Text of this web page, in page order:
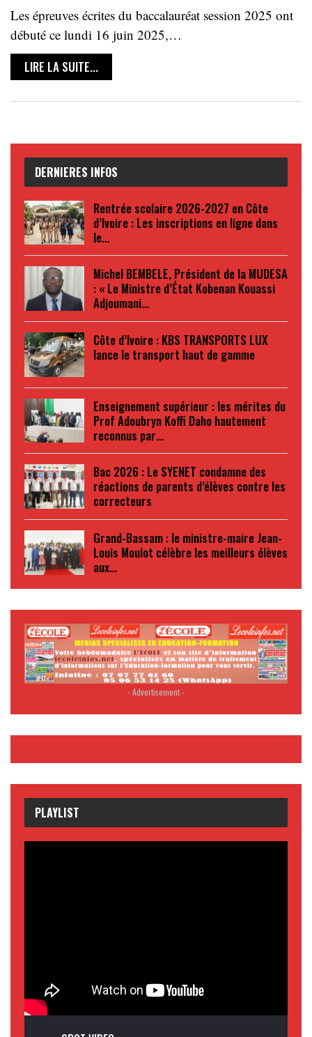
Les épreuves écrites du baccalauréat session 2025 ont
débuté ce lundi 16 juin 2025,…
LIRE LA SUITE...
DERNIERES INFOS
Rentrée scolaire 2026-2027 en Côte
d’Ivoire : Les inscriptions en ligne dans
le…
Michel BEMBELE, Président de la MUDESA
: « Le Ministre d’État Kobenan Kouassi
Adjoumani…
Côte d’Ivoire : KBS TRANSPORTS LUX
lance le transport haut de gamme
Enseignement supérieur : les mérites du
Prof Adoubryn Koffi Daho hautement
reconnus par…
Bac 2026 : Le SYENET condamne des
réactions de parents d’élèves contre les
correcteurs
Grand-Bassam : le ministre-maire Jean-
Louis Moulot célèbre les meilleurs élèves
aux…
- Advertisement -
PLAYLIST